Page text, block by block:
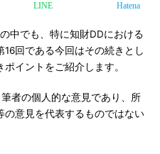
LINE Hatena
中でも、特に知財DDにおける
回である今回はその続きとし
イントをご紹介します。
者の個人的な意見であり、所
の意見を代表するものではない